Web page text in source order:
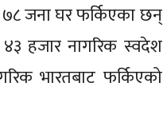
जना घर फर्किएका छन्
हजार नागरिक स्वदेश
भारतबाट फर्किएको